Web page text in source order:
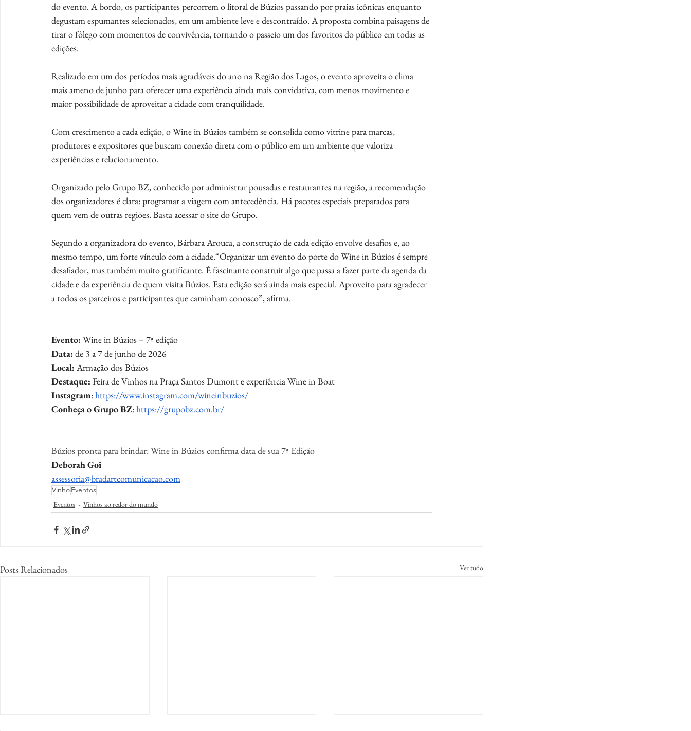
do evento. A bordo, os participantes percorrem o litoral de Búzios passando por praias icônicas enquanto
degustam espumantes selecionados, em um ambiente leve e descontraído. A proposta combina paisagens de
tirar o fôlego com momentos de convivência, tornando o passeio um dos favoritos do público em todas as
edições.
Realizado em um dos períodos mais agradáveis do ano na Região dos Lagos, o evento aproveita o clima
mais ameno de junho para oferecer uma experiência ainda mais convidativa, com menos movimento e
maior possibilidade de aproveitar a cidade com tranquilidade.
Com crescimento a cada edição, o Wine in Búzios também se consolida como vitrine para marcas,
produtores e expositores que buscam conexão direta com o público em um ambiente que valoriza
experiências e relacionamento.
Organizado pelo Grupo BZ, conhecido por administrar pousadas e restaurantes na região, a recomendação
dos organizadores é clara: programar a viagem com antecedência. Há pacotes especiais preparados para
quem vem de outras regiões. Basta acessar o site do Grupo.
Segundo a organizadora do evento, Bárbara Arouca, a construção de cada edição envolve desafios e, ao
mesmo tempo, um forte vínculo com a cidade.“Organizar um evento do porte do Wine in Búzios é sempre
desafiador, mas também muito gratificante. É fascinante construir algo que passa a fazer parte da agenda da
cidade e da experiência de quem visita Búzios. Esta edição será ainda mais especial. Aproveito para agradecer
a todos os parceiros e participantes que caminham conosco”, afirma.
Evento: Wine in Búzios – 7ª edição
Data: de 3 a 7 de junho de 2026
Local: Armação dos Búzios
Destaque: Feira de Vinhos na Praça Santos Dumont e experiência Wine in Boat
Instagram: https://www.instagram.com/wineinbuzios/
Conheça o Grupo BZ: https://grupobz.com.br/
Búzios pronta para brindar: Wine in Búzios confirma data de sua 7ª Edição
Deborah Goi
assessoria@bradartcomunicacao.com
VinhoEventos
Eventos
Vinhos ao redor do mundo
Posts Relacionados Ver tudo